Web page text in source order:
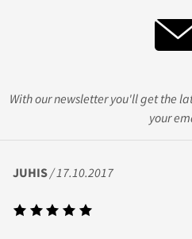
With our newsletter you'll get the
your
JUHIS / 17.10.2017